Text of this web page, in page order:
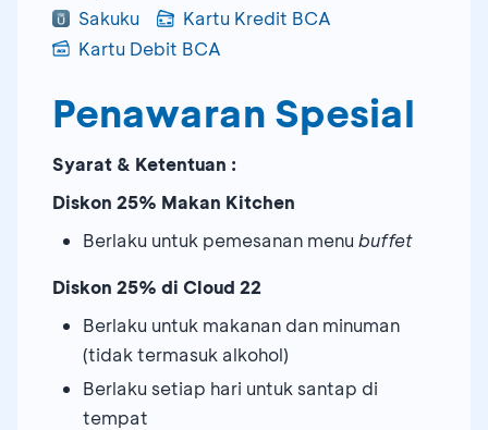
Sakuku
Kartu Kredit BCA
Kartu Debit BCA
Penawaran Spesial
Syarat & Ketentuan :
Diskon 25% Makan Kitchen
Berlaku untuk pemesanan menu buffet
Diskon 25% di Cloud 22
Berlaku untuk makanan dan minuman
(tidak termasuk alkohol)
Berlaku setiap hari untuk santap di
tempat